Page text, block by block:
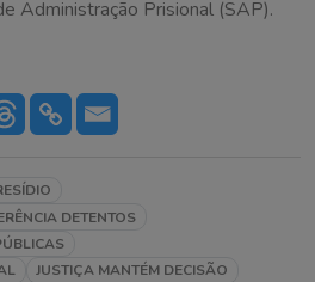
Administração Prisional (SAP).
DETENTOS
JUSTIÇA MANTÉM DECISÃO